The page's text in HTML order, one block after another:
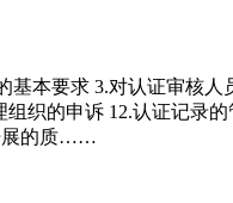
本要求 3.对认证审核
织的申诉 12.认证记
展的质……